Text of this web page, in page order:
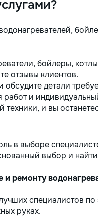
бойлеры,
отзывы клиентов.
детали
и
техники, и вы
в выборе
выбор и
и ремонту
специалистов
руках.